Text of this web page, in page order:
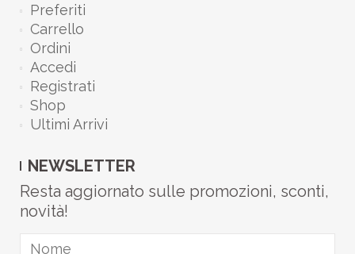
Preferiti
Carrello
Ordini
Accedi
Registrati
Shop
Ultimi Arrivi
NEWSLETTER
Resta aggiornato sulle promozioni, sconti,
novità!